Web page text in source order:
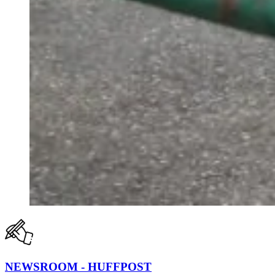
NEWSROOM - HUFFPOST